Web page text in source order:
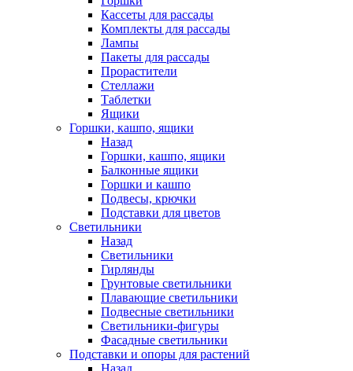
Кассеты для рассады
Комплекты для рассады
Лампы
Пакеты для рассады
Прорастители
Стеллажи
Таблетки
Ящики
Горшки, кашпо, ящики
Назад
Горшки, кашпо, ящики
Балконные ящики
Горшки и кашпо
Подвесы, крючки
Подставки для цветов
Светильники
Назад
Светильники
Гирлянды
Грунтовые светильники
Плавающие светильники
Подвесные светильники
Светильники-фигуры
Фасадные светильники
Подставки и опоры для растений
Назад